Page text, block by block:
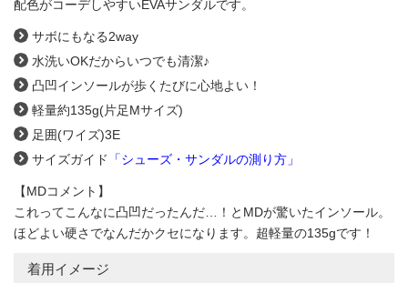
配色がコーデしやすいEVAサンダルです。
サボにもなる2way
水洗いOKだからいつでも清潔♪
凸凹インソールが歩くたびに心地よい！
軽量約135g(片足Mサイズ)
足囲(ワイズ)3E
サイズガイド
「シューズ・サンダルの測り方」
【MDコメント】
これってこんなに凸凹だったんだ…！とMDが驚いたインソール。
ほどよい硬さでなんだかクセになります。超軽量の135gです！
着用イメージ